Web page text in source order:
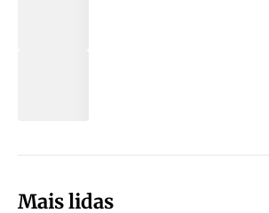
Mais lidas